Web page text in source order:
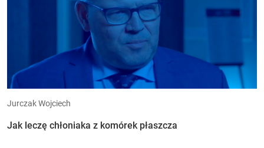
Jurczak Wojciech
Jak leczę chłoniaka z komórek płaszcza